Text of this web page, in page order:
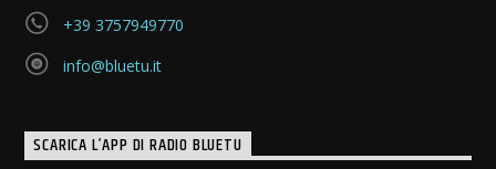
+39 3757949770
info@bluetu.it
SCARICA L’APP DI RADIO BLUETU